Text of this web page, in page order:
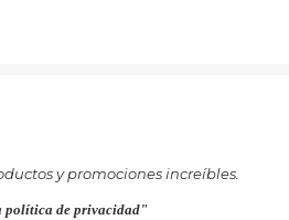
y promociones increíbles.
política de privacidad"